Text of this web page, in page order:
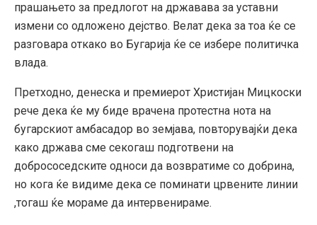
прашањето за предлогот на државава за уставни
измени со одложено дејство. Велат дека за тоа ќе се
разговара откако во Бугарија ќе се избере политичка
влада.
Претходно, денеска и премиерот Христијан Мицкоски
рече дека ќе му биде врачена протестна нота на
бугарскиот амбасадор во земјава, повторувајќи дека
како држава сме секогаш подготвени на
добрососедските односи да возвратиме со добрина,
но кога ќе видиме дека се поминати црвените линии
,тогаш ќе мораме да интервенираме.